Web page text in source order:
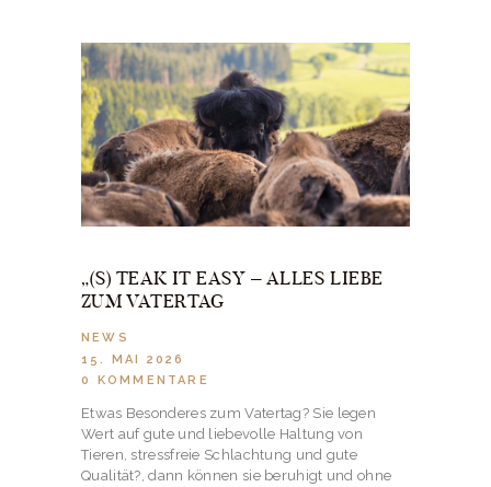
„(S) TEAK IT EASY – ALLES LIEBE
ZUM VATERTAG
NEWS
15. MAI 2026
0
KOMMENTARE
Etwas Besonderes zum Vatertag? Sie legen
Wert auf gute und liebevolle Haltung von
Tieren, stressfreie Schlachtung und gute
Qualität?, dann können sie beruhigt und ohne